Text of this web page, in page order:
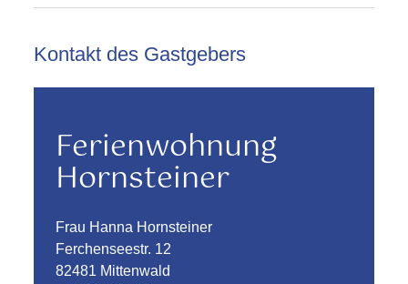
Kontakt des Gastgebers
Ferienwohnung
Hornsteiner
Frau Hanna Hornsteiner
Ferchenseestr. 12
82481 Mittenwald